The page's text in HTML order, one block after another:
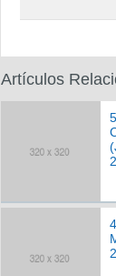
Artículos